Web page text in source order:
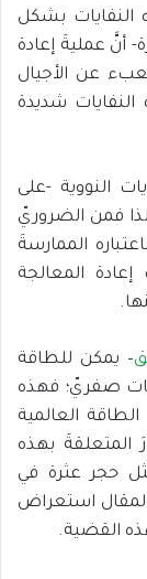
النفايات بشكل
أنَّ عمليةَ إعادة
عن الأجيال
شديدة
النووية -على
فمن الضروريّ
الممارسةَ
المعالجة
– يمكن للطاقة
صفريّ؛ فهذه
الطاقة العالمية
المتعلقةَ بهذه
حجر عثرة في
المقال استعراض
القضية.